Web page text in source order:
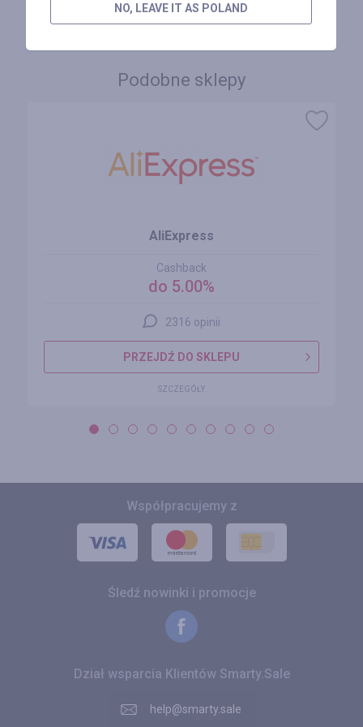
ZALOGUJ SIĘ, ŻEBY ZOSTAWIĆ OPINIĘ
Podobne sklepy
AliExpress
Cashback
do 5.00%
2316 opinii
PRZEJDŹ DO SKLEPU
SZCZEGÓŁY
Współpracujemy z
Śledź nowinki i promocje
Dział wsparcia Klientów Smarty.Sale
help@smarty.sale
NO, LEAVE IT AS POLAND